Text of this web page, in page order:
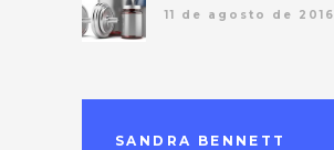
11 de agosto de 2016
SANDRA BENNETT